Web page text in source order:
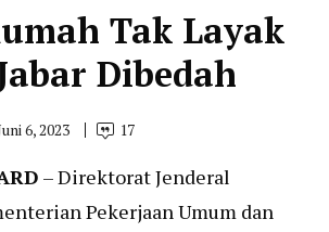
Tak Layak
Dibedah
6, 2023 17
– Direktorat Jenderal
Pekerjaan Umum dan